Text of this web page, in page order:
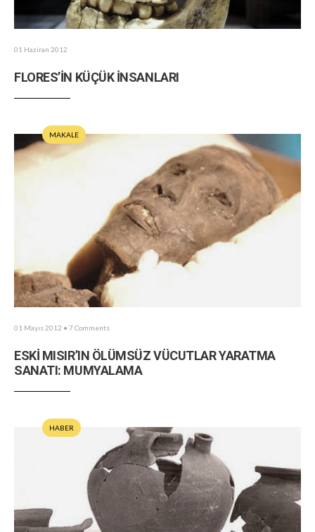
01 Haziran 2012
FLORES’İN KÜÇÜK İNSANLARI
MAKALE
01 Mayıs 2012 • 7 Comments
ESKİ MISIR’IN ÖLÜMSÜZ VÜCUTLAR YARATMA
SANATI: MUMYALAMA
HABER